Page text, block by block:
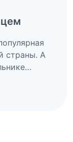
страны. А